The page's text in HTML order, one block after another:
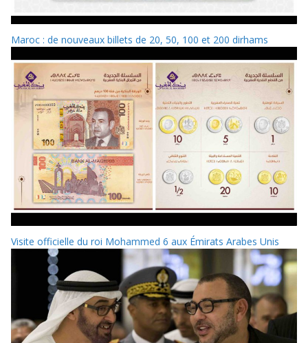
Maroc : de nouveaux billets de 20, 50, 100 et 200 dirhams
Visite officielle du roi Mohammed 6 aux Émirats Arabes Unis